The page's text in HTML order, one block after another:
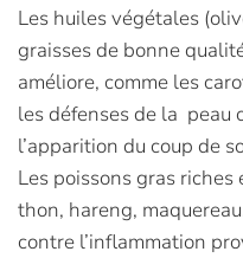
Les huiles végétales
graisses de bonne
améliore, comme les
les défenses de la peau
l’apparition du coup de
Les poissons gras
thon, hareng,
contre l’inflammation